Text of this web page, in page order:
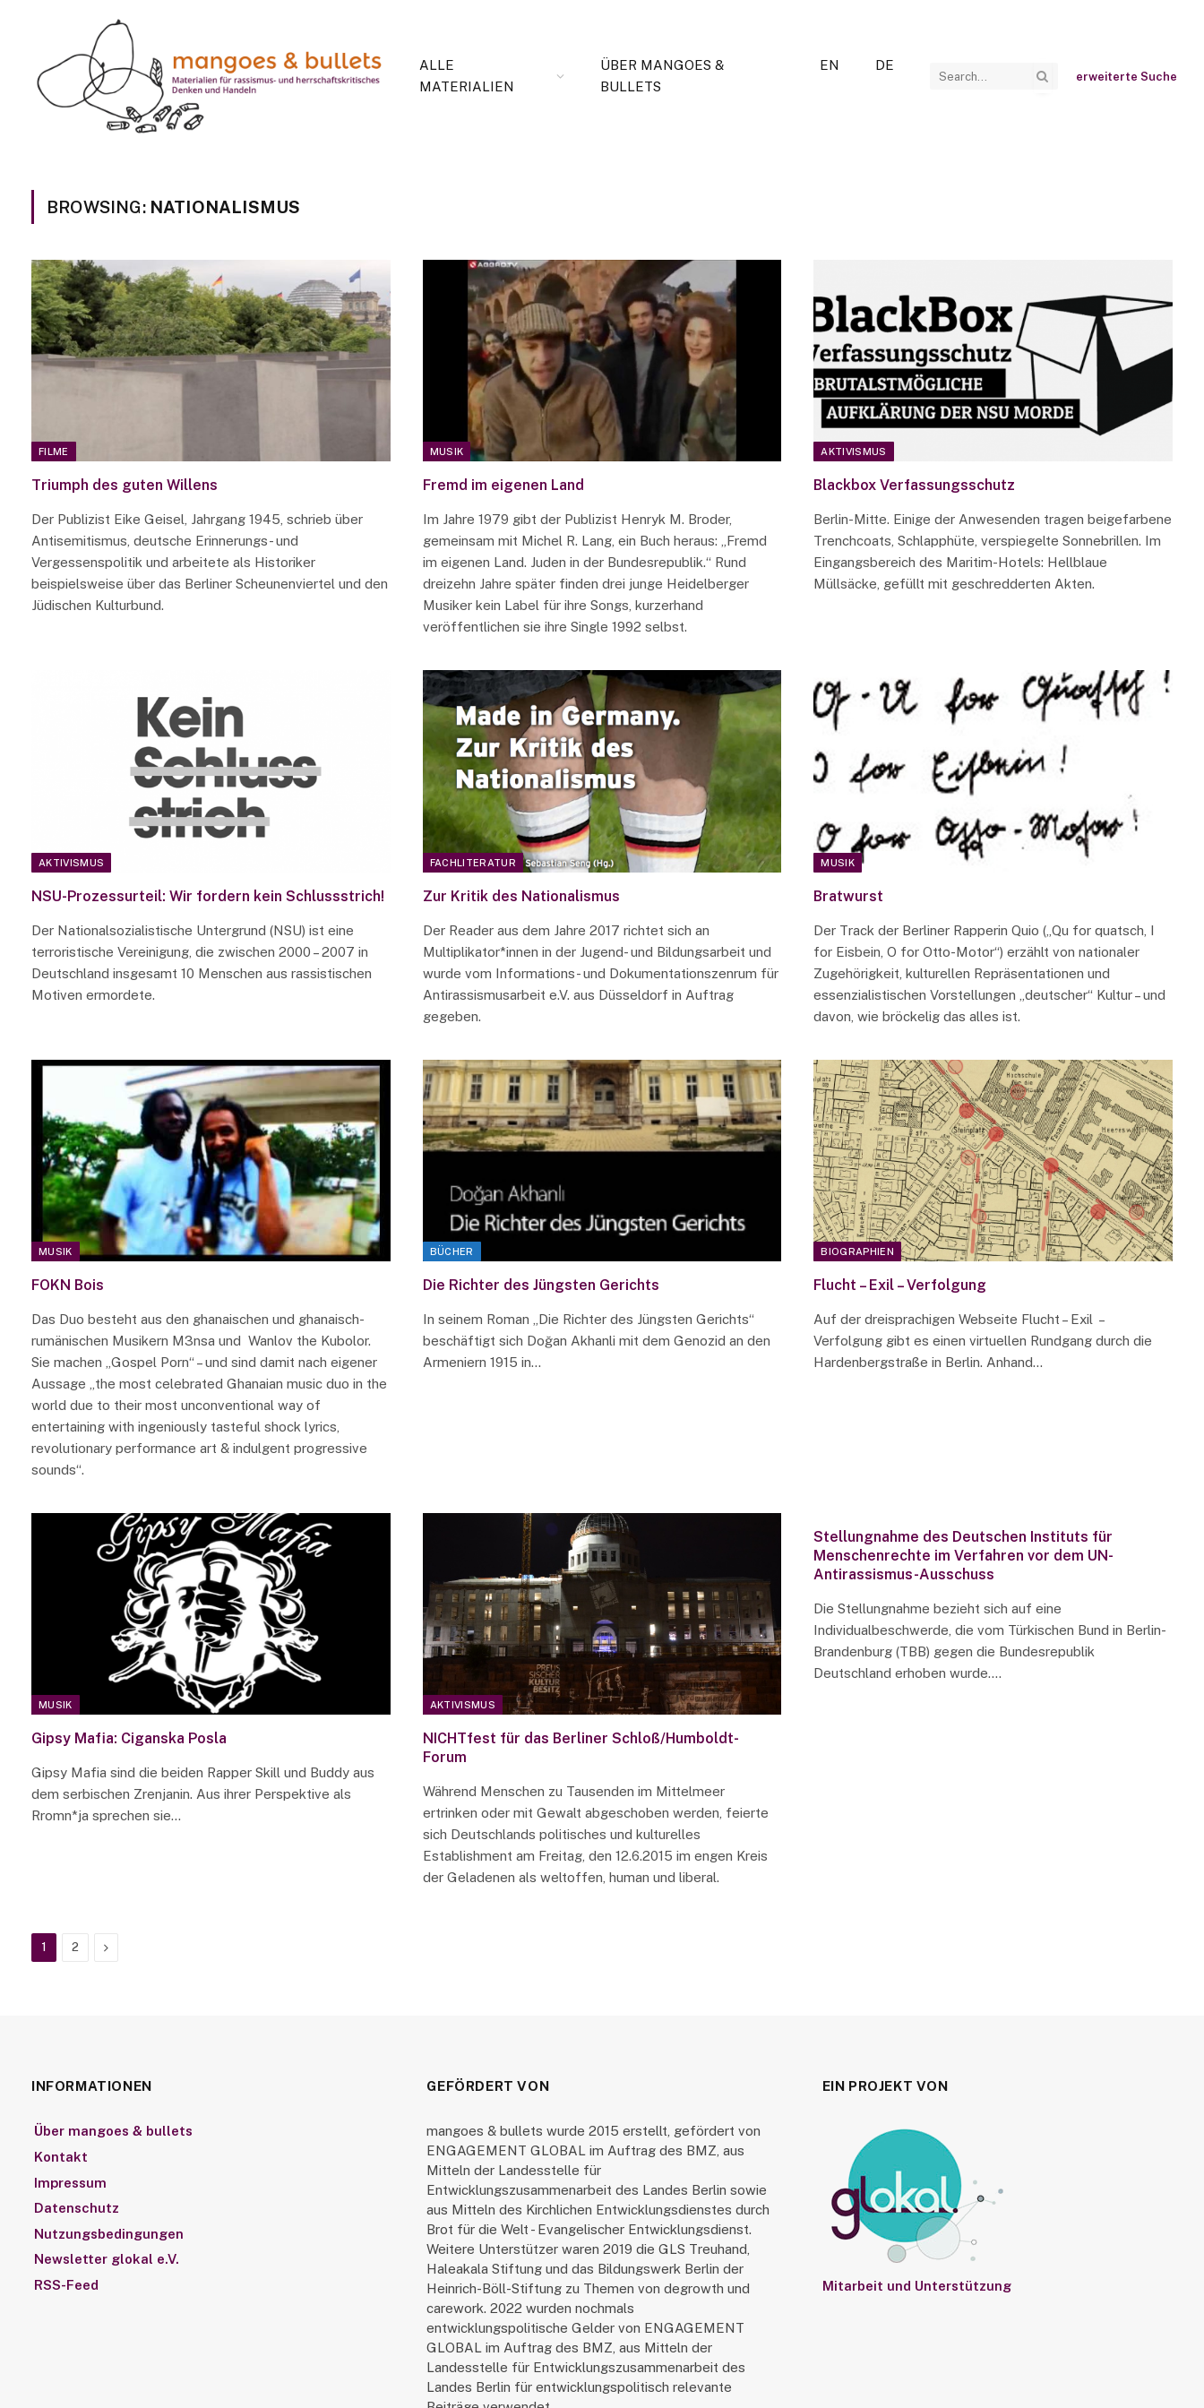
ALLE
MATERIALIEN
ÜBER MANGOES &
BULLETS
EN DE
erweiterte Suche
BROWSING: NATIONALISMUS
FILME
Triumph des guten Willens
Der Publizist Eike Geisel, Jahrgang 1945, schrieb über
Antisemitismus, deutsche Erinnerungs- und
Vergessenspolitik und arbeitete als Historiker
beispielsweise über das Berliner Scheunenviertel und den
Jüdischen Kulturbund.
MUSIK
Fremd im eigenen Land
Im Jahre 1979 gibt der Publizist Henryk M. Broder,
gemeinsam mit Michel R. Lang, ein Buch heraus: „Fremd
im eigenen Land. Juden in der Bundesrepublik.“ Rund
dreizehn Jahre später finden drei junge Heidelberger
Musiker kein Label für ihre Songs, kurzerhand
veröffentlichen sie ihre Single 1992 selbst.
AKTIVISMUS
Blackbox Verfassungsschutz
Berlin-Mitte. Einige der Anwesenden tragen beigefarbene
Trenchcoats, Schlapphüte, verspiegelte Sonnebrillen. Im
Eingangsbereich des Maritim-Hotels: Hellblaue
Müllsäcke, gefüllt mit geschredderten Akten.
AKTIVISMUS
NSU-Prozessurteil: Wir fordern kein Schlussstrich!
Der Nationalsozialistische Untergrund (NSU) ist eine
terroristische Vereinigung, die zwischen 2000 – 2007 in
Deutschland insgesamt 10 Menschen aus rassistischen
Motiven ermordete.
FACHLITERATUR
Zur Kritik des Nationalismus
Der Reader aus dem Jahre 2017 richtet sich an
Multiplikator*innen in der Jugend- und Bildungsarbeit und
wurde vom Informations- und Dokumentationszenrum für
Antirassismusarbeit e.V. aus Düsseldorf in Auftrag
gegeben.
MUSIK
Bratwurst
Der Track der Berliner Rapperin Quio („Qu for quatsch, I
for Eisbein, O for Otto-Motor“) erzählt von nationaler
Zugehörigkeit, kulturellen Repräsentationen und
essenzialistischen Vorstellungen „deutscher“ Kultur – und
davon, wie bröckelig das alles ist.
MUSIK
FOKN Bois
Das Duo besteht aus den ghanaischen und ghanaisch-
rumänischen Musikern M3nsa und Wanlov the Kubolor.
Sie machen „Gospel Porn“ – und sind damit nach eigener
Aussage „the most celebrated Ghanaian music duo in the
world due to their most unconventional way of
entertaining with ingeniously tasteful shock lyrics,
revolutionary performance art & indulgent progressive
sounds“.
BÜCHER
Die Richter des Jüngsten Gerichts
In seinem Roman „Die Richter des Jüngsten Gerichts“
beschäftigt sich Doğan Akhanli mit dem Genozid an den
Armeniern 1915 in…
BIOGRAPHIEN
Flucht – Exil – Verfolgung
Auf der dreisprachigen Webseite Flucht – Exil –
Verfolgung gibt es einen virtuellen Rundgang durch die
Hardenbergstraße in Berlin. Anhand…
MUSIK
Gipsy Mafia: Ciganska Posla
Gipsy Mafia sind die beiden Rapper Skill und Buddy aus
dem serbischen Zrenjanin. Aus ihrer Perspektive als
Rromn*ja sprechen sie…
AKTIVISMUS
NICHTfest für das Berliner Schloß/Humboldt-
Forum
Während Menschen zu Tausenden im Mittelmeer
ertrinken oder mit Gewalt abgeschoben werden, feierte
sich Deutschlands politisches und kulturelles
Establishment am Freitag, den 12.6.2015 im engen Kreis
der Geladenen als weltoffen, human und liberal.
Stellungnahme des Deutschen Instituts für
Menschenrechte im Verfahren vor dem UN-
Antirassismus-Ausschuss
Die Stellungnahme bezieht sich auf eine
Individualbeschwerde, die vom Türkischen Bund in Berlin-
Brandenburg (TBB) gegen die Bundesrepublik
Deutschland erhoben wurde.…
1 2 Next
INFORMATIONEN
Über mangoes & bullets
Kontakt
Impressum
Datenschutz
Nutzungsbedingungen
Newsletter glokal e.V.
RSS-Feed
GEFÖRDERT VON
mangoes & bullets wurde 2015 erstellt, gefördert von
ENGAGEMENT GLOBAL im Auftrag des BMZ, aus
Mitteln der Landesstelle für
Entwicklungszusammenarbeit des Landes Berlin sowie
aus Mitteln des Kirchlichen Entwicklungsdienstes durch
Brot für die Welt - Evangelischer Entwicklungsdienst.
Weitere Unterstützer waren 2019 die GLS Treuhand,
Haleakala Stiftung und das Bildungswerk Berlin der
Heinrich-Böll-Stiftung zu Themen von degrowth und
carework. 2022 wurden nochmals
entwicklungspolitische Gelder von ENGAGEMENT
GLOBAL im Auftrag des BMZ, aus Mitteln der
Landesstelle für Entwicklungszusammenarbeit des
Landes Berlin für entwicklungspolitisch relevante
EIN PROJEKT VON
Mitarbeit und Unterstützung